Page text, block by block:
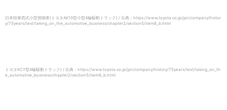
日本陸軍四式小型貨物車(トヨタAK10型小型4輪駆動トラック) / 出典：https://www.toyota.co.jp/jpn/company/histor
y/75years/text/taking_on_the_automotive_business/chapter2/section5/item8_b.html
トヨタKCY型4輪駆動トラック) / 出典：https://www.toyota.co.jp/jpn/company/history/75years/text/taking_on_th
e_automotive_business/chapter2/section5/item8_b.html